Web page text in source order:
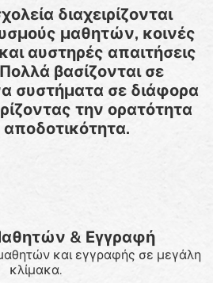
διαχειρίζονται
μαθητών, κοινές
αυστηρές απαιτήσεις
βασίζονται σε
συστήματα σε διάφορα
την ορατότητα
αποδοτικότητα.
& Εγγραφή
και εγγραφής σε μεγάλη
κλίμακα.